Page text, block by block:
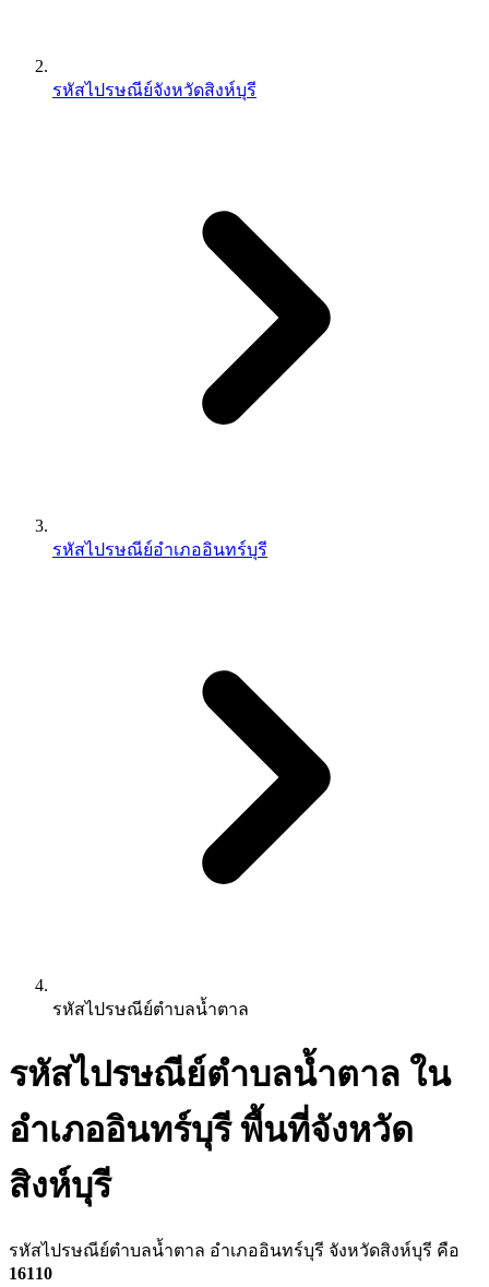
รหัสไปรษณีย์จังหวัดสิงห์บุรี
รหัสไปรษณีย์อำเภออินทร์บุรี
รหัสไปรษณีย์ตำบลน้ำตาล
รหัสไปรษณีย์ตำบลน้ำตาล ใน
อำเภออินทร์บุรี พื้นที่จังหวัด
สิงห์บุรี
รหัสไปรษณีย์ตำบลน้ำตาล อำเภออินทร์บุรี จังหวัดสิงห์บุรี คือ
16110